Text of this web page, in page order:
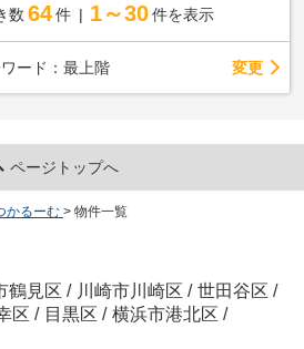
数 64 件 1～30 件を表示
ード：最上階 変更
ページトップへ
かるーむ > 物件一覧
鶴見区 / 川崎市川崎区 / 世田谷区 /
区 / 目黒区 / 横浜市港北区 /